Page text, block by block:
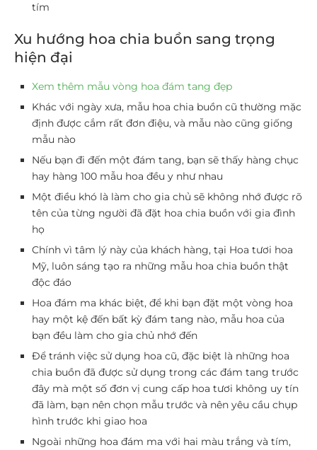
tím
Xu hướng hoa chia buồn sang trọng
hiện đại
Xem thêm mẫu vòng hoa đám tang đẹp
Khác với ngày xưa, mẫu hoa chia buồn cũ thường mặc
định được cắm rất đơn điệu, và mẫu nào cũng giống
mẫu nào
Nếu bạn đi đến một đám tang, bạn sẽ thấy hàng chục
hay hàng 100 mẫu hoa đều y như nhau
Một điều khó là làm cho gia chủ sẽ không nhớ được rõ
tên của từng người đã đặt hoa chia buồn với gia đình
họ
Chính vì tâm lý này của khách hàng, tại Hoa tươi hoa
Mỹ, luôn sáng tạo ra những mẫu hoa chia buồn thật
độc đáo
Hoa đám ma khác biệt, để khi bạn đặt một vòng hoa
hay một kệ đến bất kỳ đám tang nào, mẫu hoa của
bạn đều làm cho gia chủ nhớ đến
Để tránh việc sử dụng hoa cũ, đặc biệt là những hoa
chia buồn đã được sử dụng trong các đám tang trước
đây mà một số đơn vị cung cấp hoa tươi không uy tín
đã làm, bạn nên chọn mẫu trước và nên yêu cầu chụp
hình trước khi giao hoa
Ngoài những hoa đám ma với hai màu trắng và tím,